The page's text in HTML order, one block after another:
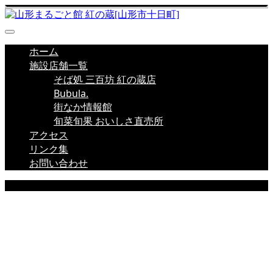
ホーム
施設店舗一覧
そば処 三百坊 紅の蔵店
Bubula.
街なか情報館
旬菜旬果 おいしさ直売所
アクセス
リンク集
お問い合わせ